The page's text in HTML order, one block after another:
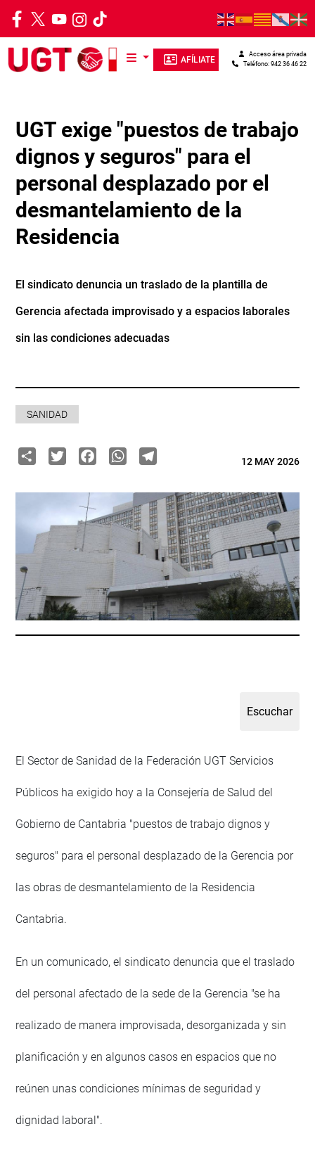
Pasar al contenido principal
AFÍLIATE Teléfono: 942 36 46 22
Acceso área privada
UGT exige "puestos de trabajo
dignos y seguros" para el
personal desplazado por el
desmantelamiento de la
Residencia
El sindicato denuncia un traslado de la plantilla de
Gerencia afectada improvisado y a espacios laborales
sin las condiciones adecuadas
SANIDAD
ShareTwitterFacebook
WhatsApp
Telegram12 MAY 2026
El Sector de Sanidad de la Federación UGT Servicios
Públicos ha exigido hoy a la Consejería de Salud del
Gobierno de Cantabria "puestos de trabajo dignos y
seguros" para el personal desplazado de la Gerencia por
las obras de desmantelamiento de la Residencia
Cantabria.
En un comunicado, el sindicato denuncia que el traslado
del personal afectado de la sede de la Gerencia "se ha
realizado de manera improvisada, desorganizada y sin
planificación y en algunos casos en espacios que no
reúnen unas condiciones mínimas de seguridad y
dignidad laboral".